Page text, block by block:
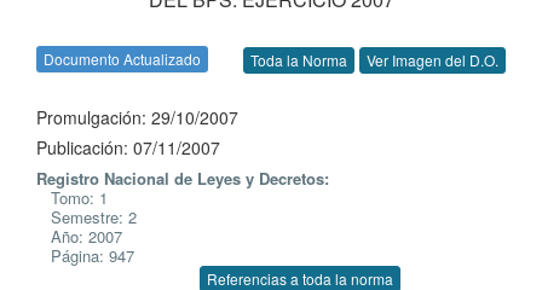
Documento Actualizado Toda la Norma Ver Imagen del D.O.
Promulgación: 29/10/2007
Publicación: 07/11/2007
Registro Nacional de Leyes y Decretos:
Tomo: 1
Semestre: 2
Año: 2007
Página: 947
Referencias a toda la norma